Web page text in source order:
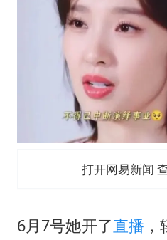
打开网易新闻
6月7号她开了直播